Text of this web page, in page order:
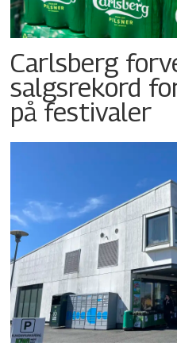
Carlsberg
salgsrekord
på festivaler